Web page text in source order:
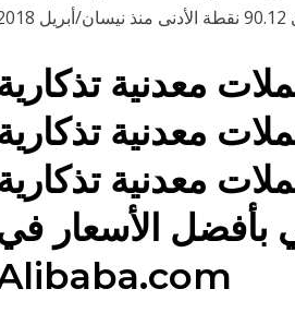
معدنية
معدنية
معدنية
بأفضل الأسعار